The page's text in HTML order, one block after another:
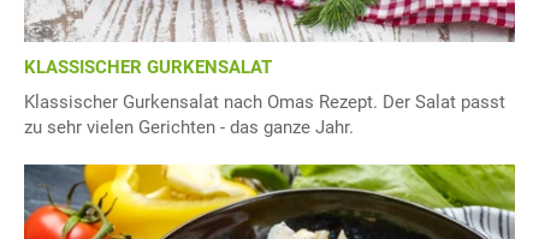
KLASSISCHER GURKENSALAT
Klassischer Gurkensalat nach Omas Rezept. Der Salat passt
zu sehr vielen Gerichten - das ganze Jahr.